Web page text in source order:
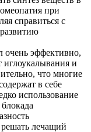
при
справиться с
очень эффективно,
иглоукалывания и
что многие
в себе
использование
лечащий